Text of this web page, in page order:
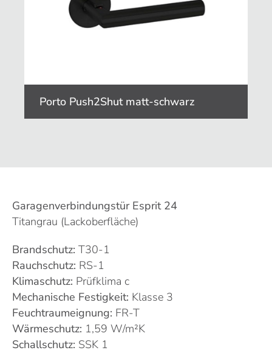
Porto Push2Shut matt-schwarz
Garagenverbindungstür Esprit 24
Titangrau (Lackoberfläche)
Brandschutz: T30-1
Rauchschutz: RS-1
Klimaschutz: Prüfklima c
Mechanische Festigkeit: Klasse 3
Feuchtraumeignung: FR-T
Wärmeschutz: 1,59 W/m²K
Schallschutz: SSK 1